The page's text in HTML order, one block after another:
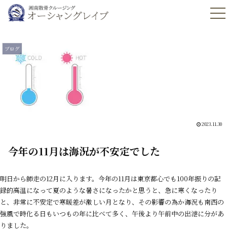
ブログ
2023.11.30
今年の11月は海況が不安定でした
明日から師走の12月に入ります。今年の11月は東京都心でも100年振りの記
録的高温になって夏のような暑さになったかと思うと、急に寒くなったり
と、非常に不安定で寒暖差が激しい月となり、その影響の為か海況も南西の
強風で時化る日もいつもの年に比べて多く、午後より午前中の出港に分があ
りました。